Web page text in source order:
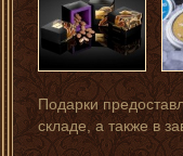
Подарки
складе, а также в